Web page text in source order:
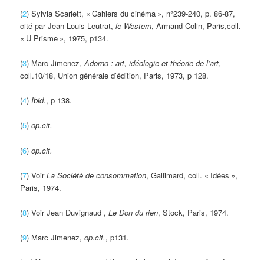
(2) Sylvia Scarlett, « Cahiers du cinéma », n°239-240, p. 86-87,
cité par Jean-Louis Leutrat, le Western, Armand Colin, Paris,coll.
« U Prisme », 1975, p134.
(3) Marc Jimenez,Adorno : art, idéologie et théorie de l’art,
coll.10/18, Union générale d’édition, Paris, 1973, p 128.
(4)Ibid., p 138.
(5)op.cit.
(6)op.cit.
(7) VoirLa Société de consommation, Gallimard, coll. « Idées »,
Paris, 1974.
(8) Voir Jean Duvignaud ,Le Don du rien, Stock, Paris, 1974.
(9) Marc Jimenez,op.cit., p131.